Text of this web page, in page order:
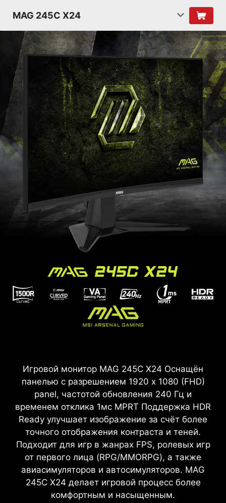
MAG 245C X24
Игровой монитор MAG 245C X24 Оснащён
панелью с разрешением 1920 x 1080 (FHD)
panel, частотой обновления 240 Гц и
временем отклика 1мс MPRT Поддержка HDR
Ready улучшает изображение за счёт более
точного отображения контраста и теней.
Подходит для игр в жанрах FPS, ролевых игр
от первого лица (RPG/MMORPG), а также
авиасимуляторов и автосимуляторов. MAG
245C X24 делает игровой процесс более
комфортным и насыщенным.